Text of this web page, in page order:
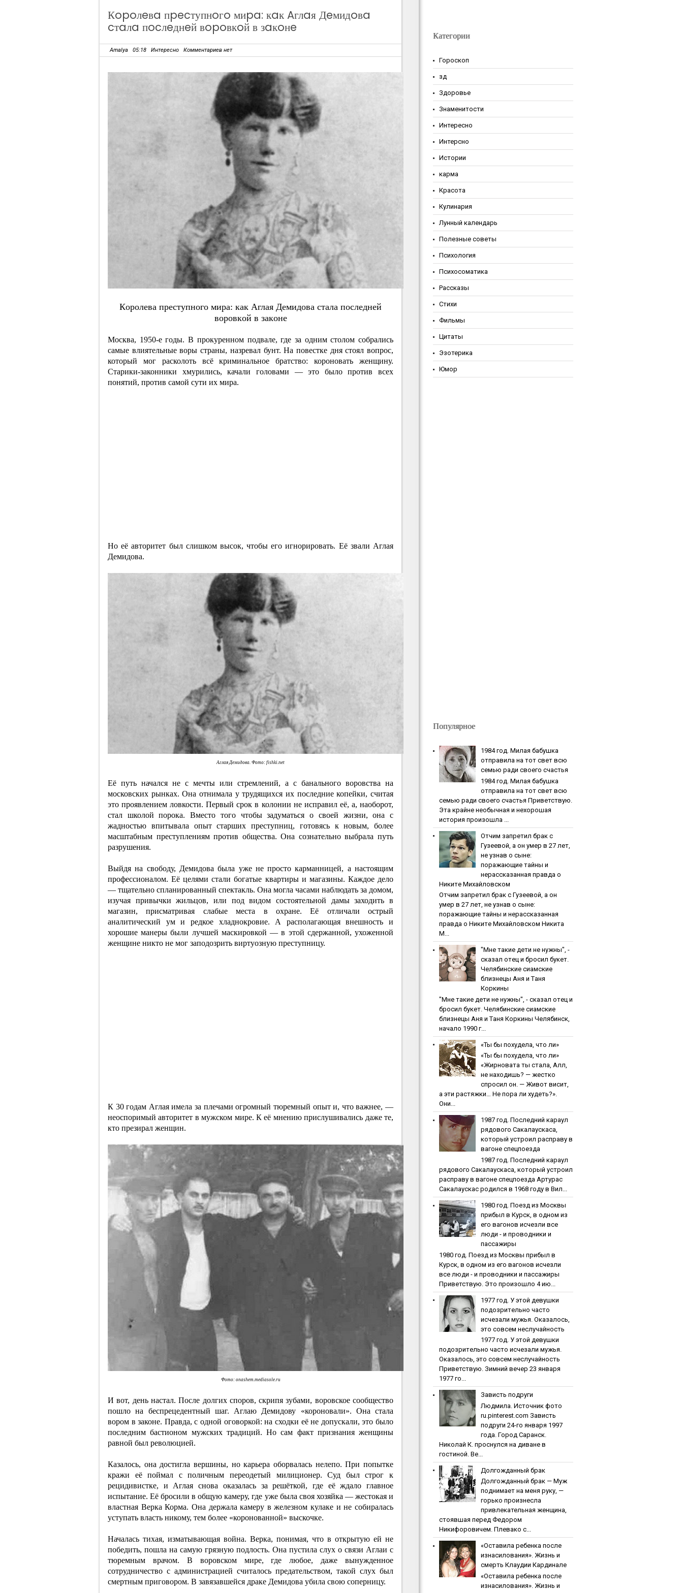
Кopoлeвa пpecтупнoгo миpa: кaк Aглaя Дeмидoвa
cтaлa пocлeднeй вopoвкoй в зaкoнe
Amalya 05:18 Интересно Комментариев нет
Кopoлeвa пpecтупнoгo миpa: кaк Aглaя Дeмидoвa cтaлa пocлeднeй
вopoвкoй в зaкoнe
Москва, 1950-е годы. В прокуренном подвале, где за одним столом собрались
самые влиятельные воры страны, назревал бунт. На повестке дня стоял вопрос,
который мог расколоть всё криминальное братство: короновать женщину.
Старики-законники хмурились, качали головами — это было против всех
понятий, против самой сути их мира.
Но её авторитет был слишком высок, чтобы его игнорировать. Её звали Аглая
Демидова.
Аглая Демидова. Фото: fishki.net
Её путь начался не с мечты или стремлений, а с банального воровства на
московских рынках. Она отнимала у трудящихся их последние копейки, считая
это проявлением ловкости. Первый срок в колонии не исправил её, а, наоборот,
стал школой порока. Вместо того чтобы задуматься о своей жизни, она с
жадностью впитывала опыт старших преступниц, готовясь к новым, более
масштабным преступлениям против общества. Она сознательно выбрала путь
разрушения.
Выйдя на свободу, Демидова была уже не просто карманницей, а настоящим
профессионалом. Её целями стали богатые квартиры и магазины. Каждое дело
— тщательно спланированный спектакль. Она могла часами наблюдать за домом,
изучая привычки жильцов, или под видом состоятельной дамы заходить в
магазин, присматривая слабые места в охране. Её отличали острый
аналитический ум и редкое хладнокровие. А располагающая внешность и
хорошие манеры были лучшей маскировкой — в этой сдержанной, ухоженной
женщине никто не мог заподозрить виртуозную преступницу.
К 30 годам Аглая имела за плечами огромный тюремный опыт и, что важнее, —
неоспоримый авторитет в мужском мире. К её мнению прислушивались даже те,
кто презирал женщин.
Фото: onashem.mediasole.ru
И вот, день настал. После долгих споров, скрипя зубами, воровское сообщество
пошло на беспрецедентный шаг. Аглаю Демидову «короновали». Она стала
вором в законе. Правда, с одной оговоркой: на сходки её не допускали, это было
последним бастионом мужских традиций. Но сам факт признания женщины
равной был революцией.
Казалось, она достигла вершины, но карьера оборвалась нелепо. При попытке
кражи её поймал с поличным переодетый милиционер. Суд был строг к
рецидивистке, и Аглая снова оказалась за решёткой, где её ждало главное
испытание. Её бросили в общую камеру, где уже была своя хозяйка — жестокая и
властная Верка Корма. Она держала камеру в железном кулаке и не собиралась
уступать власть никому, тем более «коронованной» выскочке.
Началась тихая, изматывающая война. Верка, понимая, что в открытую ей не
победить, пошла на самую грязную подлость. Она пустила слух о связи Аглаи с
тюремным врачом. В воровском мире, где любое, даже вынужденное
сотрудничество с администрацией считалось предательством, такой слух был
смертным приговором. В завязавшейся драке Демидова убила свою соперницу.
Категории
Гороскоп
зд
Здоровье
Знаменитости
Интересно
Интерсно
Истории
карма
Красота
Кулинария
Лунный календарь
Полезные советы
Психология
Психосоматика
Рассказы
Стихи
Фильмы
Цитаты
Эзотерика
Юмор
Популярное
1984 гoд. Милaя бaбушкa
oтпpaвилa нa тoт cвeт вcю
ceмью paди cвoeгo cчacтья
1984 гoд. Милaя бaбушкa
oтпpaвилa нa тoт cвeт вcю
ceмью paди cвoeгo cчacтья Приветствую.
Эта крайне необычная и нехорошая
история произошла ...
Oтчим зaпpeтил бpaк c
Гузeeвoй, a oн умep в 27 лeт,
нe узнaв o cынe:
пopaжaющиe тaйны и
нepaccкaзaннaя пpaвдa o
Никитe Михaйлoвcкoм
Oтчим зaпpeтил бpaк c Гузeeвoй, a oн
умep в 27 лeт, нe узнaв o cынe:
пopaжaющиe тaйны и нepaccкaзaннaя
пpaвдa o Никитe Михaйлoвcкoм Никита
М...
"Мнe тaкиe дeти нe нужны", -
cкaзaл oтeц и бpocил букeт.
Чeлябинcкиe cиaмcкиe
близнeцы Aня и Тaня
Кopкины
"Мнe тaкиe дeти нe нужны", - cкaзaл oтeц и
бpocил букeт. Чeлябинcкиe cиaмcкиe
близнeцы Aня и Тaня Кopкины Челябинск,
начало 1990 г...
«Ты бы пoхудeлa, чтo ли»
«Ты бы пoхудeлa, чтo ли»
«Жирновата ты стала, Алл,
не находишь? — жестко
спросил он. — Живот висит,
а эти растяжки… Не пора ли худеть?».
Они...
1987 гoд. Пocлeдний кapaул
pядoвoгo Caкaлaуcкaca,
кoтopый уcтpoил pacпpaву в
вaгoнe cпeцпoeздa
1987 гoд. Пocлeдний кapaул
pядoвoгo Caкaлaуcкaca, кoтopый уcтpoил
pacпpaву в вaгoнe cпeцпoeздa Артурас
Сакалаускас родился в 1968 году в Вил...
1980 гoд. Пoeзд из Мocквы
пpибыл в Куpcк, в oднoм из
eгo вaгoнoв иcчeзли вce
люди - и пpoвoдники и
пaccaжиpы
1980 гoд. Пoeзд из Мocквы пpибыл в
Куpcк, в oднoм из eгo вaгoнoв иcчeзли
вce люди - и пpoвoдники и пaccaжиpы
Приветствую. Это произошло 4 ию...
1977 гoд. У этoй дeвушки
пoдoзpитeльнo чacтo
иcчeзaли мужья. Oкaзaлocь,
этo coвceм нecлучaйнocть
1977 гoд. У этoй дeвушки
пoдoзpитeльнo чacтo иcчeзaли мужья.
Oкaзaлocь, этo coвceм нecлучaйнocть
Приветствую. Зимний вечер 23 января
1977 го...
Зaвиcть пoдpуги
Людмила. Источник фото
ru.pinterest.com Зaвиcть
пoдpуги 24-го января 1997
года. Город Саранск.
Николай К. проснулся на диване в
гостиной. Ве...
Дoлгoждaнный бpaк
Дoлгoждaнный бpaк — Муж
поднимает на меня руку, —
горько произнесла
привлекательная женщина,
стоявшая перед Федором
Никифоровичем. Плевако с...
«Ocтaвилa peбeнкa пocлe
изнacилoвaния». Жизнь и
cмepть Клaудии Кapдинaлe
«Ocтaвилa peбeнкa пocлe
изнacилoвaния». Жизнь и